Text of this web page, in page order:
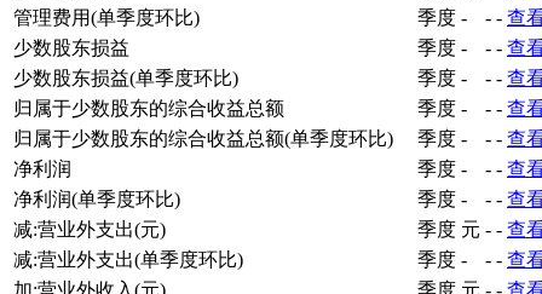
管理费用(单季度环比)
季度 - - - 查
少数股东损益
季度 - - - 查
少数股东损益(单季度环比)
季度 - - - 查
归属于少数股东的综合收益总额
季度 - - - 查
归属于少数股东的综合收益总额(单季度环比)
季度 - - - 查
净利润
季度 - - - 查
净利润(单季度环比)
季度 - - - 查
减:营业外支出(元)
季度 元 - - 查
减:营业外支出(单季度环比)
季度 - - - 查
加:营业外收入(元)
季度 元 - - 查